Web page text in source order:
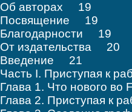
Об авторах 19
Посвящение 19
Благодарности 19
От издательства 20
Введение 21
Часть I. Приступая к
Глава 1. Что нового
Глава 2. Приступая к